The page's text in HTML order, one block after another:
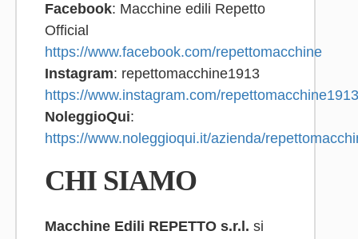
Facebook: Macchine edili Repetto
Official
https://www.facebook.com/repettomacchine
Instagram: repettomacchine1913
https://www.instagram.com/
NoleggioQui:
https://www.noleggioqui.it/azienda/
CHI SIAMO
Macchine Edili REPETTO s.r.l. si